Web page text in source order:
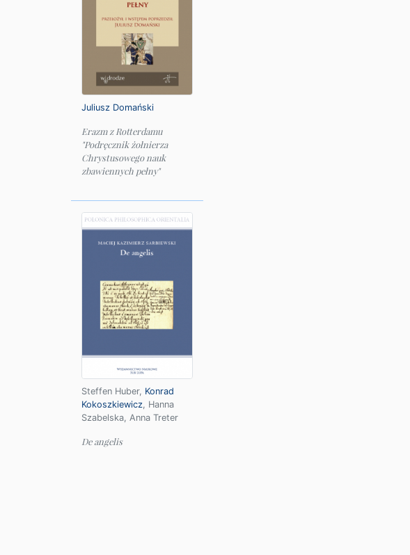
Juliusz Domański
Erazm z Rotterdamu
"Podręcznik żołnierza
Chrystusowego nauk
zbawiennych pełny"
Steffen Huber, Konrad
Kokoszkiewicz, Hanna
Szabelska, Anna Treter
De angelis